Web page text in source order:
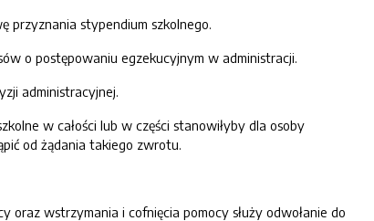
przyznania stypendium szkolnego.
o postępowaniu egzekucyjnym w administracji.
administracyjnej.
w całości lub w części stanowiłyby dla osoby
od żądania takiego zwrotu.
wstrzymania i cofnięcia pomocy służy odwołanie do